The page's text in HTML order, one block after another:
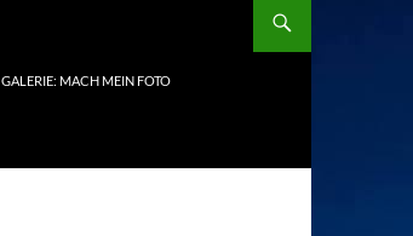
GALERIE: MACH MEIN FOTO